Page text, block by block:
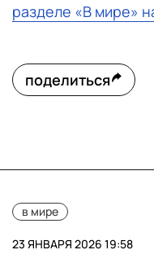
разделе «В мире»
поделиться
в мире
23 ЯНВАРЯ 2026 19:58